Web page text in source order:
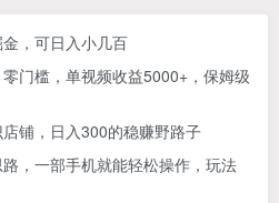
，可日入小几百
门槛，单视频收益5000+，保姆级
铺，日入300的稳赚野路子
，一部手机就能轻松操作，玩法